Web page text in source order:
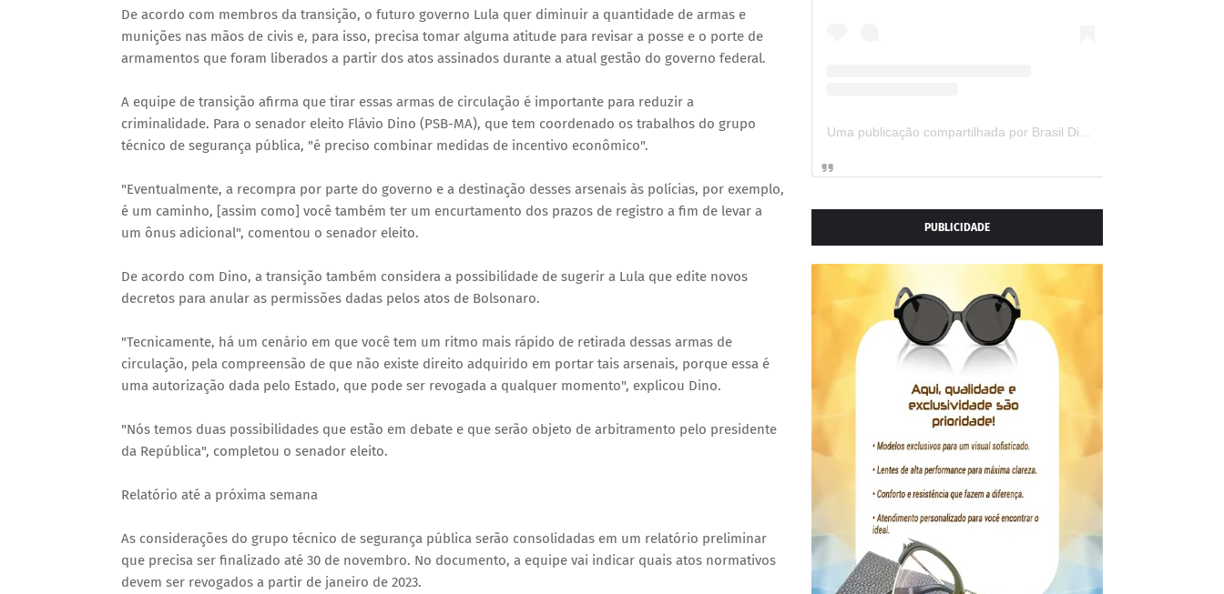
De acordo com membros da transição, o futuro governo Lula quer diminuir a quantidade de armas e
munições nas mãos de civis e, para isso, precisa tomar alguma atitude para revisar a posse e o porte de
armamentos que foram liberados a partir dos atos assinados durante a atual gestão do governo federal.
A equipe de transição afirma que tirar essas armas de circulação é importante para reduzir a
criminalidade. Para o senador eleito Flávio Dino (PSB-MA), que tem coordenado os trabalhos do grupo
técnico de segurança pública, "é preciso combinar medidas de incentivo econômico".
"Eventualmente, a recompra por parte do governo e a destinação desses arsenais às polícias, por exemplo,
é um caminho, [assim como] você também ter um encurtamento dos prazos de registro a fim de levar a
um ônus adicional", comentou o senador eleito.
De acordo com Dino, a transição também considera a possibilidade de sugerir a Lula que edite novos
decretos para anular as permissões dadas pelos atos de Bolsonaro.
"Tecnicamente, há um cenário em que você tem um ritmo mais rápido de retirada dessas armas de
circulação, pela compreensão de que não existe direito adquirido em portar tais arsenais, porque essa é
uma autorização dada pelo Estado, que pode ser revogada a qualquer momento", explicou Dino.
"Nós temos duas possibilidades que estão em debate e que serão objeto de arbitramento pelo presidente
da República", completou o senador eleito.
Relatório até a próxima semana
As considerações do grupo técnico de segurança pública serão consolidadas em um relatório preliminar
que precisa ser finalizado até 30 de novembro. No documento, a equipe vai indicar quais atos normativos
devem ser revogados a partir de janeiro de 2023.
PUBLICIDADE